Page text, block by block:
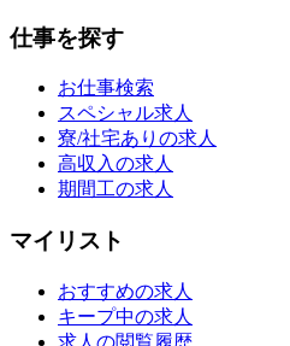
仕事を探す
お仕事検索
スペシャル求人
寮/社宅ありの求人
高収入の求人
期間工の求人
マイリスト
おすすめの求人
キープ中の求人
求人の閲覧履歴